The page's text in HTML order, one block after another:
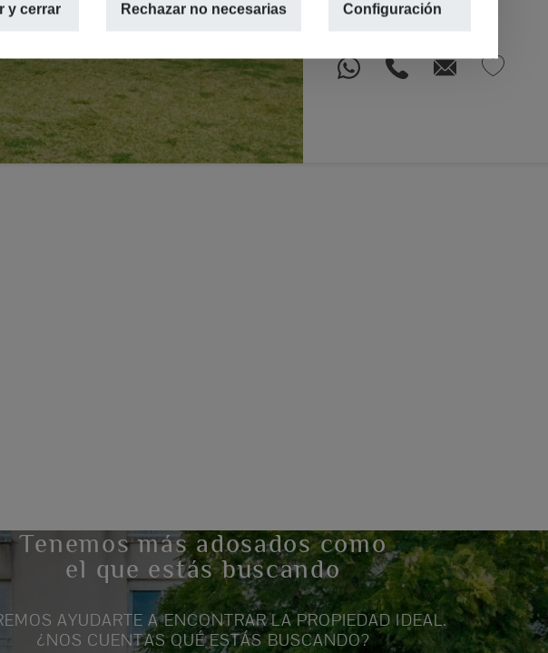
y cerrar Rechazar no necesarias Configuración
Tenemos más adosados como
el que estás buscando
AYUDARTE A ENCONTRAR LA PROPIEDAD IDEAL.
¿NOS CUENTAS QUÉ ESTÁS BUSCANDO?